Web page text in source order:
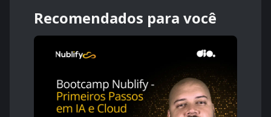
Recomendados para você